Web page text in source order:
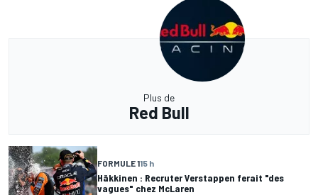
Plus de
Red Bull
FORMULE 115 h
Häkkinen : Recruter Verstappen ferait "des
vagues" chez McLaren